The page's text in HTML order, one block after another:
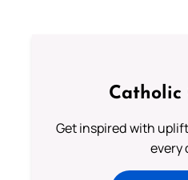
Catholic
Get inspired with
every